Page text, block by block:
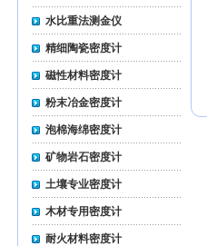
水比重法测金仪
精细陶瓷密度计
磁性材料密度计
粉末冶金密度计
泡棉海绵密度计
矿物岩石密度计
土壤专业密度计
木材专用密度计
耐火材料密度计